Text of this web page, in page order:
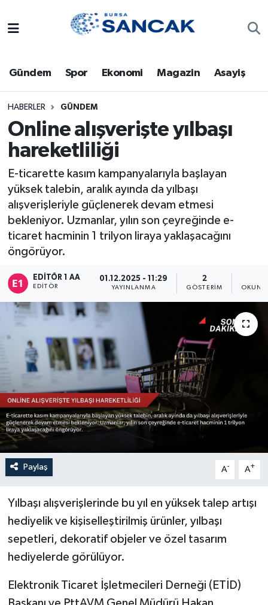
Gündem Spor Ekonomi Magazin Asayiş
HABERLER GÜNDEM
Online alışverişte yılbaşı
hareketliliği
E-ticarette kasım kampanyalarıyla başlayan
yüksek talebin, aralık ayında da yılbaşı
alışverişleriyle güçlenerek devam etmesi
bekleniyor. Uzmanlar, yılın son çeyreğinde e-
ticaret hacminin 1 trilyon liraya yaklaşacağını
öngörüyor.
EDITÖR 1 AA
EDITÖR
01.12.2025 - 11:29
YAYINLANMA
2
GÖSTERIM
Paylaş A- A+
Yılbaşı alışverişlerinde bu yıl en yüksek talep artışı
hediyelik ve kişiselleştirilmiş ürünler, yılbaşı
sepetleri, dekoratif objeler ve özel tasarım
hediyelerde görülüyor.
Elektronik Ticaret İşletmecileri Derneği (ETİD)
Bursa
Dünya
Eğitim
Ekonomi
Genel
Gündem
Magazin
Sağlık
Siyaset
Spor
Trafik Durumu
Süper Lig Puan Durumu ve Fikstür
Tüm Manşetler
Son Dakika Haberleri
Haber Arşivi